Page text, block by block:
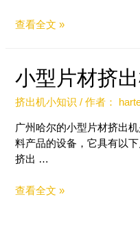
查看全文 »
小型片材挤
挤出机小知识 / 作者：
广州哈尔的小型片材挤出
料产品的设备，它具有以
挤出 …
查看全文 »